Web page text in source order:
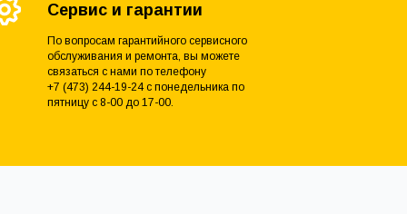
Сервис и гарантии
По вопросам гарантийного сервисного
обслуживания и ремонта, вы можете
связаться с нами по телефону
+7 (473) 244-19-24 с понедельника по
пятницу с 8-00 до 17-00.